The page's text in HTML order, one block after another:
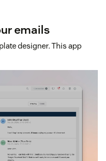
emails
designer. This app